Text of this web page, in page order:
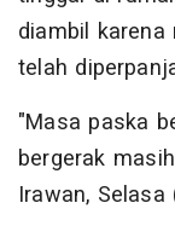
diambil
telah
"Masa paska
bergerak
Irawan, Selasa